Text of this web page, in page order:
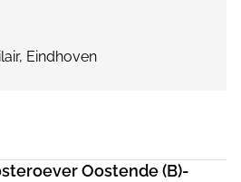
Eindhoven
Oostende (B)-